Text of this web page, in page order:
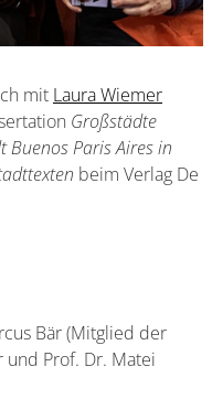
mit Laura Wiemer
Großstädte
Buenos Paris Aires in
beim Verlag De
Bär (Mitglied der
und Prof. Dr. Matei